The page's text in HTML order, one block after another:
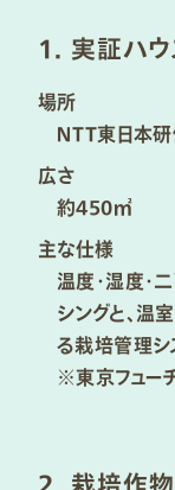
1. 実証ハウ
場所
ＮＴＴ東日本
広さ
約450㎡​
主な仕様
温度・湿度・
シングと、温
る栽培管理シ
※東京フュー